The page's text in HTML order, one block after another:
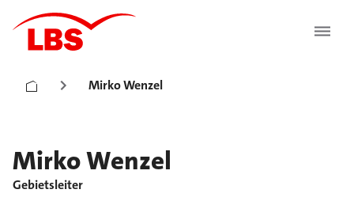
Mirko Wenzel
MirkoWenzel
Gebietsleiter